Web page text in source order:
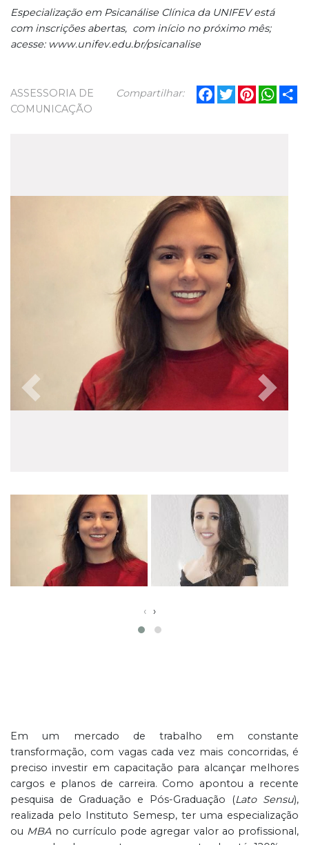
Especialização em Psicanálise Clínica da UNIFEV está
com inscrições abertas, com início no próximo mês;
acesse: www.unifev.edu.br/psicanalise
Compartilhar: Facebook
TwitterPinterest
ASSESSORIA DE
COMUNICAÇÃO
‹ ›
Anterior Próxima
Em um mercado de trabalho em constante
transformação, com vagas cada vez mais concorridas, é
preciso investir em capacitação para alcançar melhores
cargos e planos de carreira. Como apontou a recente
pesquisa de Graduação e Pós-Graduação (Lato Sensu),
realizada pelo Instituto Semesp, ter uma especialização
ou MBAno currículo pode agregar valor ao profissional,